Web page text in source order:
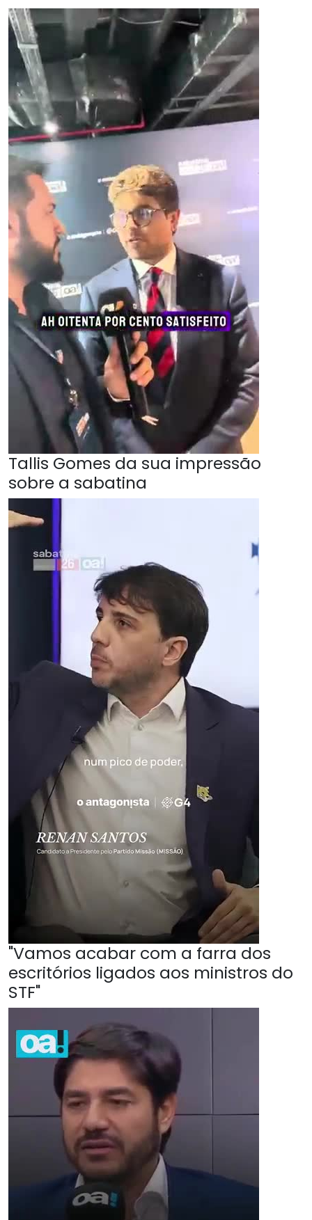
Tallis Gomes da sua impressão
sobre a sabatina
"Vamos acabar com a farra dos
escritórios ligados aos ministros do
STF"